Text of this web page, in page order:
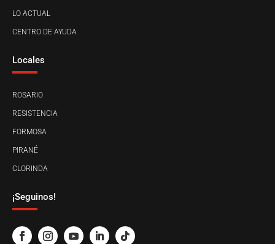
LO ACTUAL
CENTRO DE AYUDA
Locales
ROSARIO
RESISTENCIA
FORMOSA
PIRANÉ
CLORINDA
¡Seguinos!